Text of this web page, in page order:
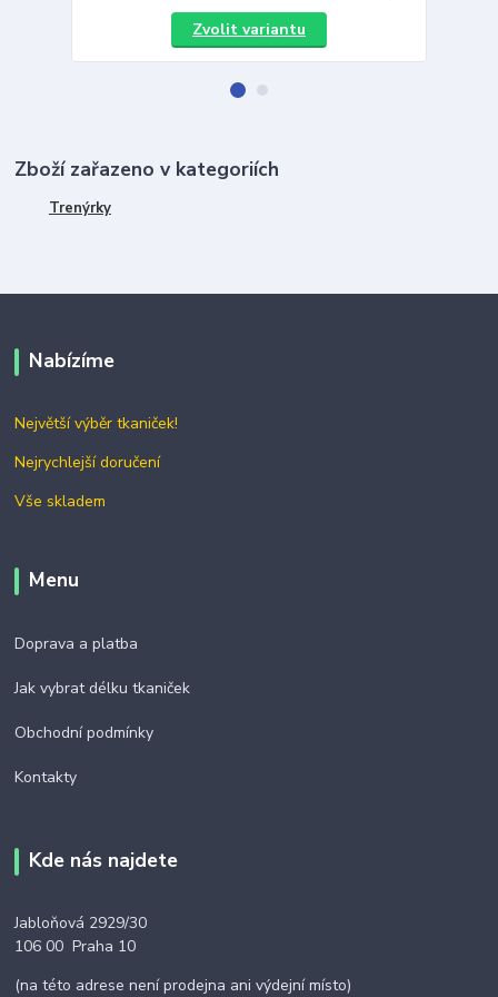
Zvolit variantu
Zboží zařazeno v kategoriích
Trenýrky
Nabízíme
Největší výběr tkaniček!
Nejrychlejší doručení
Vše skladem
Menu
Doprava a platba
Jak vybrat délku tkaniček
Obchodní podmínky
Kontakty
Kde nás najdete
Jabloňová 2929/30
106 00 Praha 10
(na této adrese není prodejna ani výdejní místo)